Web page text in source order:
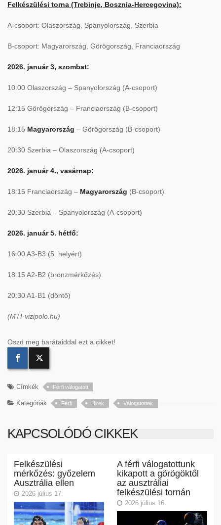
Felkészülési torna (Trebinje, Bosznia-Hercegovina):
A-csoport: Olaszország, Spanyolország, Szerbia
B-csoport: Magyarország, Görögország, Franciaország
2026. január 3, szombat:
10:00 Olaszország – Spanyolország (A-csoport)
12:15 Görögország – Franciaország (B-csoport)
18:15 Magyarország – Görögország (B-csoport)
20:30 Szerbia – Olaszország (A-csoport)
2026. január 4., vasárnap:
18:15 Franciaország – Magyarország (B-csoport)
20:30 Szerbia – Spanyolország (A-csoport)
2026. január 5. hétfő:
16:00 A3-B3 (5. helyért)
18:15 A2-B2 (bronzmérkőzés)
20:30 A1-B1 (döntő)
(MTI-vizipolo.hu)
Oszd meg barátaiddal ezt a cikket!
Címkék Férfi válogatott
Kategóriák Férfi Hirek Válogatottak
KAPCSOLÓDÓ CIKKEK
Felkészülési
mérkőzés: győzelem
Ausztrália ellen
2026 július 17.
A férfi válogatottunk
kikapott a görögöktől
az ausztráliai
felkészülési tornán
2026 július 16.